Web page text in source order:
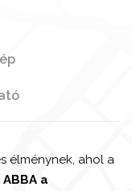
élménynek, ahol a
ABBA a